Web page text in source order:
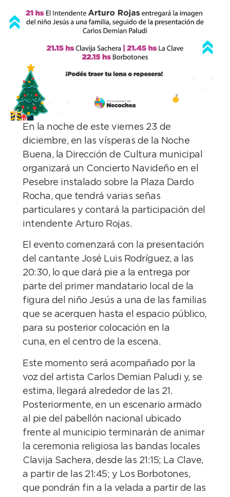
En la noche de este viernes 23 de
diciembre, en las vísperas de la Noche
Buena, la Dirección de Cultura municipal
organizará un Concierto Navideño en el
Pesebre instalado sobre la Plaza Dardo
Rocha, que tendrá varias señas
particulares y contará la participación del
intendente Arturo Rojas.
El evento comenzará con la presentación
del cantante José Luis Rodríguez, a las
20:30, lo que dará pie a la entrega por
parte del primer mandatario local de la
figura del niño Jesús a una de las familias
que se acerquen hasta el espacio público,
para su posterior colocación en la
cuna, en el centro de la escena.
Este momento será acompañado por la
voz del artista Carlos Demian Paludi y, se
estima, llegará alrededor de las 21.
Posteriormente, en un escenario armado
al pie del pabellón nacional ubicado
frente al municipio terminarán de animar
la ceremonia religiosa las bandas locales
Clavija Sachera, desde las 21:15; La Clave,
a partir de las 21:45; y Los Borbotones,
que pondrán fin a la velada a partir de las